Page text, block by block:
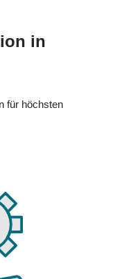
in
für höchsten